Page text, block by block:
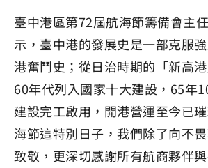
臺中港區第72屆航海節籌備會主
示，臺中港的發展史是一部克服
港奮鬥史；從日治時期的「新高
60年代列入國家十大建設，65年
建設完工啟用，開港營運至今已
海節這特別日子，我們除了向不
致敬，更深切感謝所有航商夥伴